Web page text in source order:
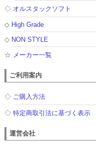
◇ オルスタックソフト
◇ High Grade
◇ NON STYLE
☆ メーカー一覧
ご利用案内
◇ ご購入方法
◇特定商取引法に基づく表示
運営会社